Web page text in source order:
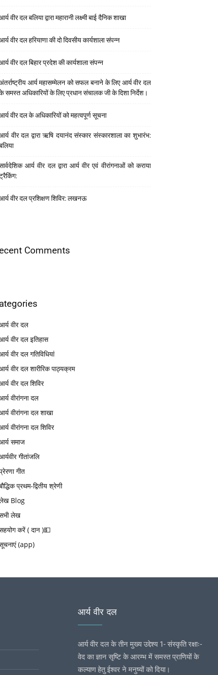
वीर दल बलिया द्वारा महारानी लक्ष्मी बाई दैनिक शाखा
वीर दल हरियाणा की दो दिवसीय कार्यशाला संपन्न
वीर दल बिहार प्रदेश की कार्यशाला संपन्न
आर्य महासम्मेलन को सफल बनाने के लिए आर्य वीर दल
समस्त अधिकारियों के लिए प्रधान संचालक जी के दिशा निर्देश।
वीर दल के अधिकारियों को महत्वपूर्ण सूचना
वीर दल द्वारा ऋषि दयानंद संस्कार संस्कारशाला का शुभारंभ:
आर्य वीर दल द्वारा आर्य वीर एवं वीरांगनाओं को कराया
वीर दल प्रशिक्षण शिविर: लखनऊ
Comments
वीर दल
वीर दल इतिहास
वीर दल गतिविधियां
वीर दल शारीरिक पाठ्यक्रम
वीर दल शिविर
वीरांगना दल
वीरांगना दल शाखा
वीरांगना दल शिविर
समाज
गीतांजलि
गीत
प्रथम-द्वितीय श्रेणी
Blog
लेख
करें ( दान )💵
(app)
आर्य वीर दल
आर्य वीर दल के तीन मुख्य उद्देश्य 1- संस्कृति रक्षाः-
वेद का ज्ञान सृष्टि के आरम्भ में समस्त प्राणियों के
कल्याण हेतु ईश्वर ने मनुष्यों को दिया।